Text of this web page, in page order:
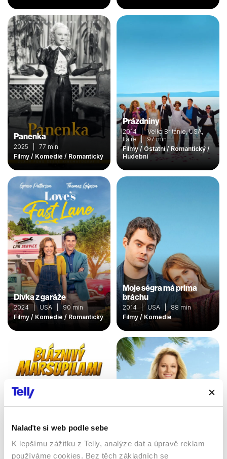
Nalaďte si web podle sebe
K lepšímu zážitku z Telly, analýze dat a úpravě reklam
používáme cookies. Bez těch základních se
Panenka
2025 | 77 min
Filmy / Komedie / Romantický
Prázdniny
2014 | Velká Británie, USA,
Itálie | 97 min
Filmy / Ostatní / Romantický /
Hudební
Dívka z garáže
2024 | USA | 90 min
Filmy / Komedie / Romantický
Moje ségra má prima
bráchu
2014 | USA | 88 min
Filmy / Komedie
Bláznivý Marsupilami